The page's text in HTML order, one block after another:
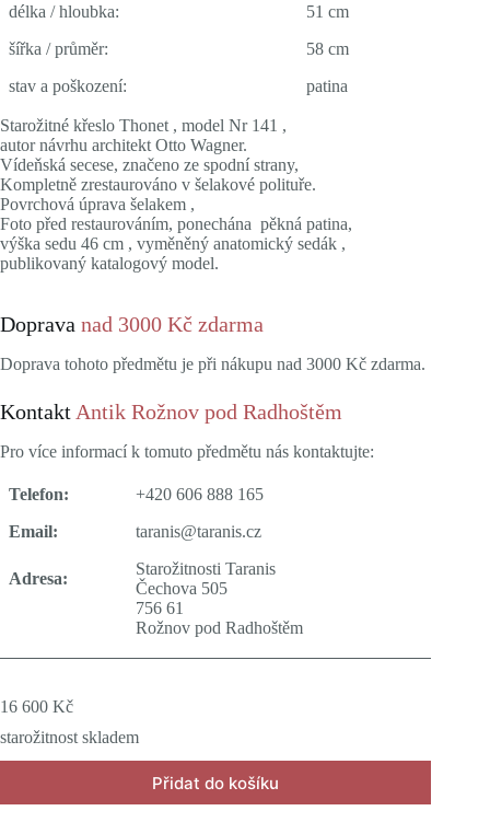
délka / hloubka:
51 cm
šířka / průměr:
58 cm
stav a poškození:
patina
Starožitné křeslo Thonet , model Nr 141 ,
autor návrhu architekt Otto Wagner.
Vídeňská secese, značeno ze spodní strany,
Kompletně zrestaurováno v šelakové polituře.
Povrchová úprava šelakem ,
Foto před restaurováním, ponechána pěkná patina,
výška sedu 46 cm , vyměněný anatomický sedák ,
publikovaný katalogový model.
Doprava nad 3000 Kč zdarma
Doprava tohoto předmětu je při nákupu nad 3000 Kč zdarma.
Kontakt Antik Rožnov pod Radhoštěm
Pro více informací k tomuto předmětu nás kontaktujte:
Telefon:
+420 606 888 165
Email:
taranis@taranis.cz
Adresa:
Starožitnosti Taranis
Čechova 505
756 61
Rožnov pod Radhoštěm
16 600 Kč
starožitnost skladem
Přidat do košíku